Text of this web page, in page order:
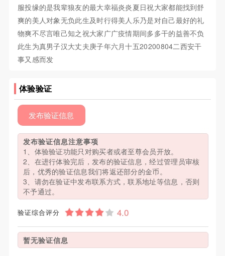
服投缘的是我辈狼友的最大幸福炎炎夏日祝大家都能找到舒
爽的美人对象无负此生及时行得美人乐乃是对自己最好的礼
物爽不尽言唯己知之祝大家广广疫情期间多多干的益善不负
此生为真男子汉大丈夫庚子年六月十五20200804二西安干
事又感而发
体验验证
发布验证信息
发布验证信息注意事项
1、体验验证功能只对购买者或者至尊会员开放。
2、在进行体验完后，发布的验证信息，经过管理员审核
后，优秀的验证信息我们将返还部分的金币。
3、请勿在验证中发布联系方式，联系地址等信息，否则
不予通过。
验证综合评分
暂无验证信息